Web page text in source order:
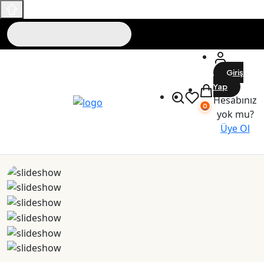
0
Giriş
Yap
Hesabınız
yok mu?
Üye Ol
Maslak Outlet